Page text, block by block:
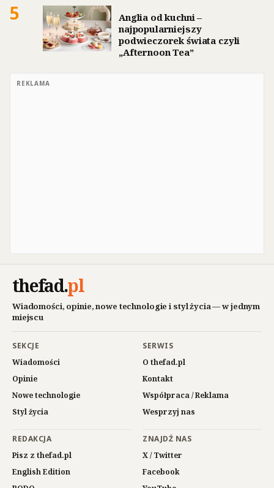
5
Anglia od kuchni –
najpopularniejszy
podwieczorek świata czyli
„Afternoon Tea”
REKLAMA
thefad.pl
Wiadomości, opinie, nowe technologie i styl życia — w jednym
miejscu
SEKCJE
Wiadomości
Opinie
Nowe technologie
Styl życia
SERWIS
O thefad.pl
Kontakt
Współpraca / Reklama
Wesprzyj nas
REDAKCJA
Pisz z thefad.pl
English Edition
ZNAJDŹ NAS
X / Twitter
Facebook